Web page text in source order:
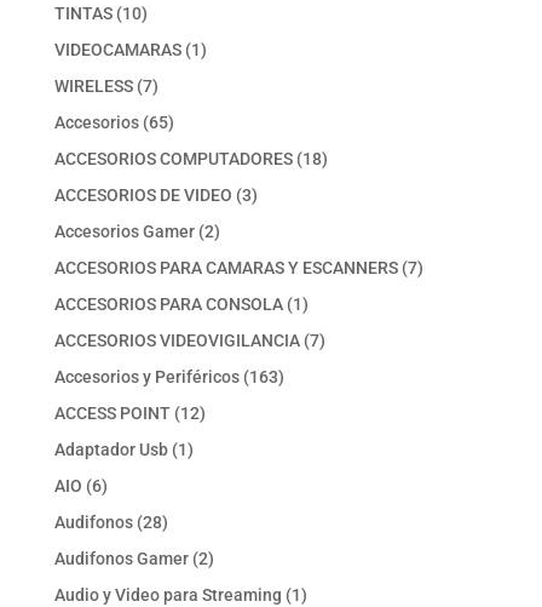
TINTAS 1010
productos
VIDEOCAMARAS 11
WIRELESS 77
productos
Accesorios 6565
productos
ACCESORIOS COMPUTADORES 1818
ACCESORIOS DE VIDEO 33
Accesorios Gamer 22
productos
ACCESORIOS PARA CAMARAS Y ESCANNERS 77
ACCESORIOS PARA CONSOLA 11
producto
ACCESORIOS VIDEOVIGILANCIA 77
Accesorios y Periféricos 163163
ACCESS POINT 1212
Adaptador Usb 11
AIO 66
productos
Audifonos 2828
productos
Audifonos Gamer 22
productos
Audio y Video para Streaming 11